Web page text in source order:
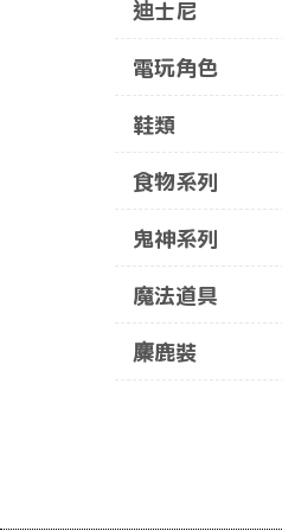
迪士尼
電玩角色
鞋類
食物系列
鬼神系列
魔法道具
麋鹿裝